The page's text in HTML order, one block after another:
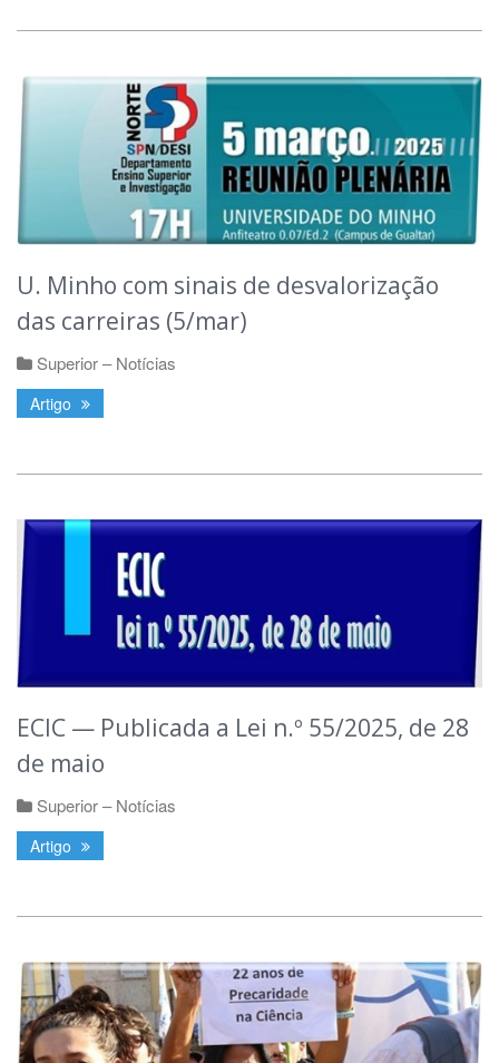
U. Minho com sinais de desvalorização
das carreiras (5/mar)
Superior – Notícias
Artigo
ECIC — Publicada a Lei n.º 55/2025, de 28
de maio
Superior – Notícias
Artigo